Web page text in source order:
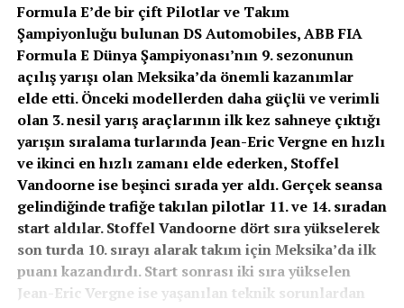
Formula E’de bir çift Pilotlar ve Takım
Şampiyonluğu bulunan DS Automobiles, ABB FIA
Formula E Dünya Şampiyonası’nın 9. sezonunun
açılış yarışı olan Meksika’da önemli kazanımlar
elde etti. Önceki modellerden daha güçlü ve verimli
olan 3. nesil yarış araçlarının ilk kez sahneye çıktığı
yarışın sıralama turlarında Jean-Eric Vergne en hızlı
ve ikinci en hızlı zamanı elde ederken, Stoffel
Vandoorne ise beşinci sırada yer aldı. Gerçek seansa
gelindiğinde trafiğe takılan pilotlar 11. ve 14. sıradan
start aldılar. Stoffel Vandoorne dört sıra yükselerek
son turda 10. sırayı alarak takım için Meksika’da ilk
puanı kazandırdı. Start sonrası iki sıra yükselen
Jean-Eric Vergne ise yaşanılan teknik sorunlardan